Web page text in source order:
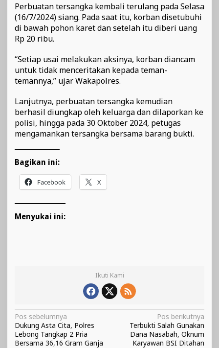
Perbuatan tersangka kembali terulang pada Selasa
(16/7/2024) siang. Pada saat itu, korban disetubuhi
di bawah pohon karet dan setelah itu diberi uang
Rp 20 ribu.
“Setiap usai melakukan aksinya, korban diancam
untuk tidak menceritakan kepada teman-
temannya,” ujar Wakapolres.
Lanjutnya, perbuatan tersangka kemudian
berhasil diungkap oleh keluarga dan dilaporkan ke
polisi, hingga pada 30 Oktober 2024, petugas
mengamankan tersangka bersama barang bukti.
Bagikan ini:
Facebook X
Menyukai ini:
Ikuti Kami
Navigasi
pos
Pos sebelumnya
Dukung Asta Cita, Polres
Lebong Tangkap 2 Pria
Bersama 36,16 Gram Ganja
Pos berikutnya
Terbukti Salah Gunakan
Dana Nasabah, Oknum
Karyawan BSI Ditahan